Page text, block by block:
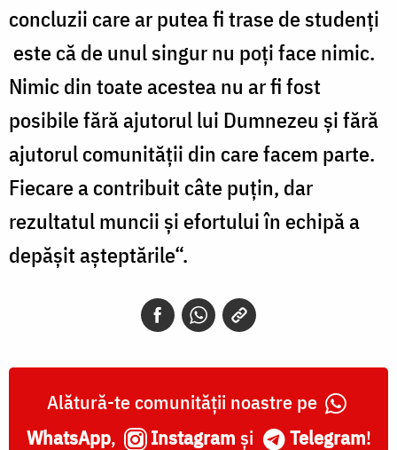
concluzii care ar putea fi trase de studenţi
este că de unul singur nu poţi face nimic.
Nimic din toate acestea nu ar fi fost
posibile fără ajutorul lui Dumnezeu şi fără
ajutorul comunităţii din care facem parte.
Fiecare a contribuit câte puţin, dar
rezultatul muncii şi efortului în echipă a
depăşit aşteptările“.
Alătură-te comunității noastre pe
WhatsApp, Instagram și Telegram!